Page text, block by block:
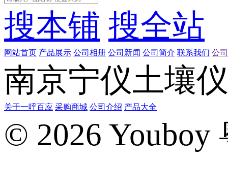
搜本铺 搜全站
网站首页 产品展示 公司相册 公司新闻 公司简介 联系我们 公
南京宁仪土壤
关于一呼百应 采购商城 公司介绍 产品大全
© 2026 Youboy